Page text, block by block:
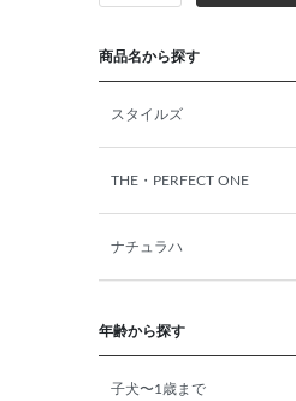
猫ドライフード
猫おやつ
商品名から探す
スタイルズ
THE・PERFECT ONE
ナチュラハ
年齢から探す
子犬〜1歳まで